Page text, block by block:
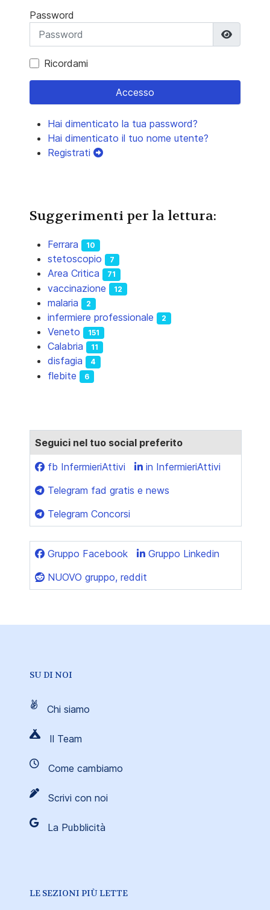
Password
Ricordami
Accesso
Hai dimenticato la tua password?
Hai dimenticato il tuo nome utente?
Registrati
Suggerimenti per la lettura:
Ferrara 10
stetoscopio 7
Area Critica 71
vaccinazione 12
malaria 2
infermiere professionale 2
Veneto 151
Calabria 11
disfagia 4
flebite 6
Seguici nel tuo social preferito
fb InfermieriAttivi
in InfermieriAttivi
Telegram fad gratis e news
Telegram Concorsi
Gruppo Facebook
Gruppo Linkedin
NUOVO gruppo, reddit
SU DI NOI
Chi siamo
Il Team
Come cambiamo
Scrivi con noi
La Pubblicità
LE SEZIONI PIÙ LETTE